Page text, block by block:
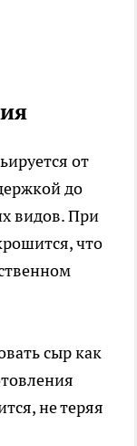
от
до
видов. При
что
сыр как
не теряя